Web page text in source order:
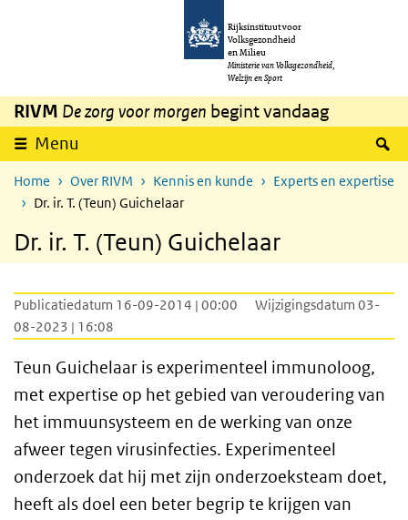
Overslaan en naar de inhoud gaan
Rijksinstituut voor
Volksgezondheid
en Milieu
Ministerie van Volksgezondheid,
Welzijn en Sport
RIVM De zorg voor morgen begint vandaag
Menu
Home Over RIVM Kennis en kunde
Experts en expertise
Dr. ir. T. (Teun) Guichelaar
Dr. ir. T. (Teun) Guichelaar
Publicatiedatum 16-09-2014 | 00:00
Wijzigingsdatum 03-
08-2023 | 16:08
Teun Guichelaar is experimenteel immunoloog,
met expertise op het gebied van veroudering van
het immuunsysteem en de werking van onze
afweer tegen virusinfecties. Experimenteel
onderzoek dat hij met zijn onderzoeksteam doet,
heeft als doel een beter begrip te krijgen van